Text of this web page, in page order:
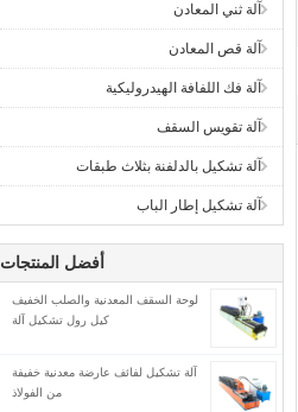
آلة ثني المعادن
آلة قص المعادن
آلة فك اللفافة الهيدروليكية
آلة تقويس السقف
آلة تشكيل بالدلفنة بثلاث طبقات
آلة تشكيل إطار الباب
أفضل المنتجات
لوحة السقف المعدنية والصلب الخفيف
كيل رول تشكيل آلة
آلة تشكيل لفائف عارضة معدنية خفيفة
من الفولاذ